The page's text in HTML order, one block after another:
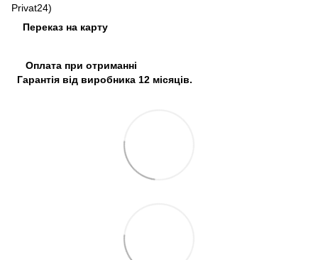
Privat24)
Переказ на карту
Оплата при отриманні
Гарантія від виробника 12 місяців.